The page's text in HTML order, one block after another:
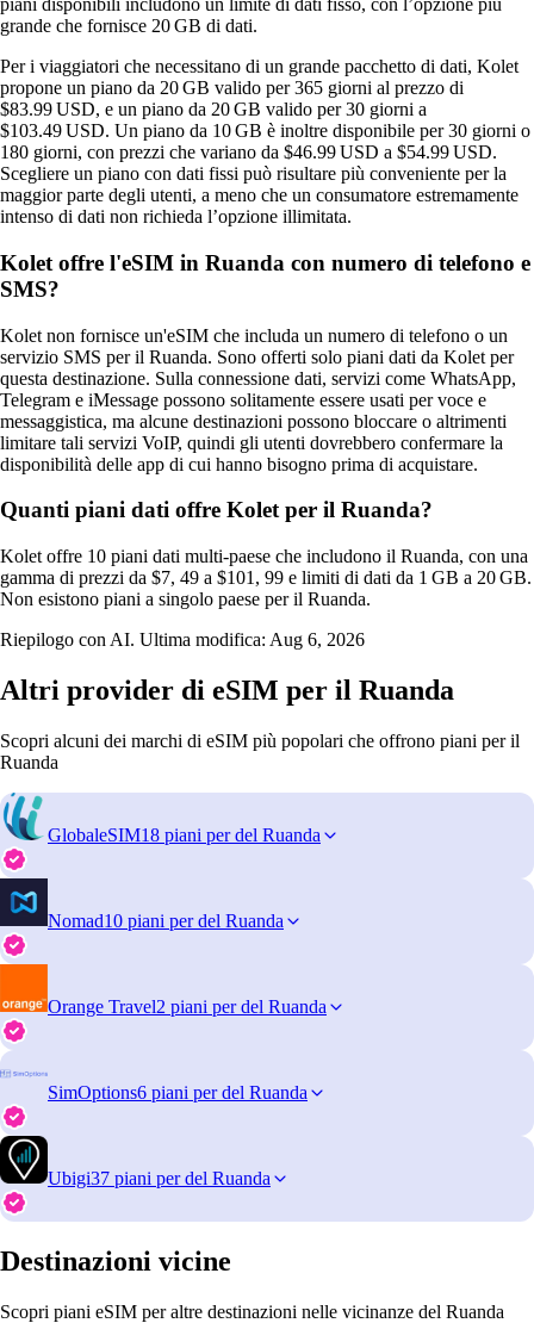
piani disponibili includono un limite di dati fisso, con l’opzione più
grande che fornisce 20 GB di dati.
Per i viaggiatori che necessitano di un grande pacchetto di dati, Kolet
propone un piano da 20 GB valido per 365 giorni al prezzo di
$83.99 USD, e un piano da 20 GB valido per 30 giorni a
$103.49 USD. Un piano da 10 GB è inoltre disponibile per 30 giorni o
180 giorni, con prezzi che variano da $46.99 USD a $54.99 USD.
Scegliere un piano con dati fissi può risultare più conveniente per la
maggior parte degli utenti, a meno che un consumatore estremamente
intenso di dati non richieda l’opzione illimitata.
Kolet offre l'eSIM in Ruanda con numero di telefono e
SMS?
Kolet non fornisce un'eSIM che includa un numero di telefono o un
servizio SMS per il Ruanda. Sono offerti solo piani dati da Kolet per
questa destinazione. Sulla connessione dati, servizi come WhatsApp,
Telegram e iMessage possono solitamente essere usati per voce e
messaggistica, ma alcune destinazioni possono bloccare o altrimenti
limitare tali servizi VoIP, quindi gli utenti dovrebbero confermare la
disponibilità delle app di cui hanno bisogno prima di acquistare.
Quanti piani dati offre Kolet per il Ruanda?
Kolet offre 10 piani dati multi‑paese che includono il Ruanda, con una
gamma di prezzi da $7, 49 a $101, 99 e limiti di dati da 1 GB a 20 GB.
Non esistono piani a singolo paese per il Ruanda.
Riepilogo con AI. Ultima modifica: Aug 6, 2026
Altri provider di eSIM per il Ruanda
Scopri alcuni dei marchi di eSIM più popolari che offrono piani per il
Ruanda
GlobaleSIM18 piani per del Ruanda
Nomad10 piani per del Ruanda
Orange Travel2 piani per del Ruanda
SimOptions6 piani per del Ruanda
Ubigi37 piani per del Ruanda
Destinazioni vicine
Scopri piani eSIM per altre destinazioni nelle vicinanze del Ruanda